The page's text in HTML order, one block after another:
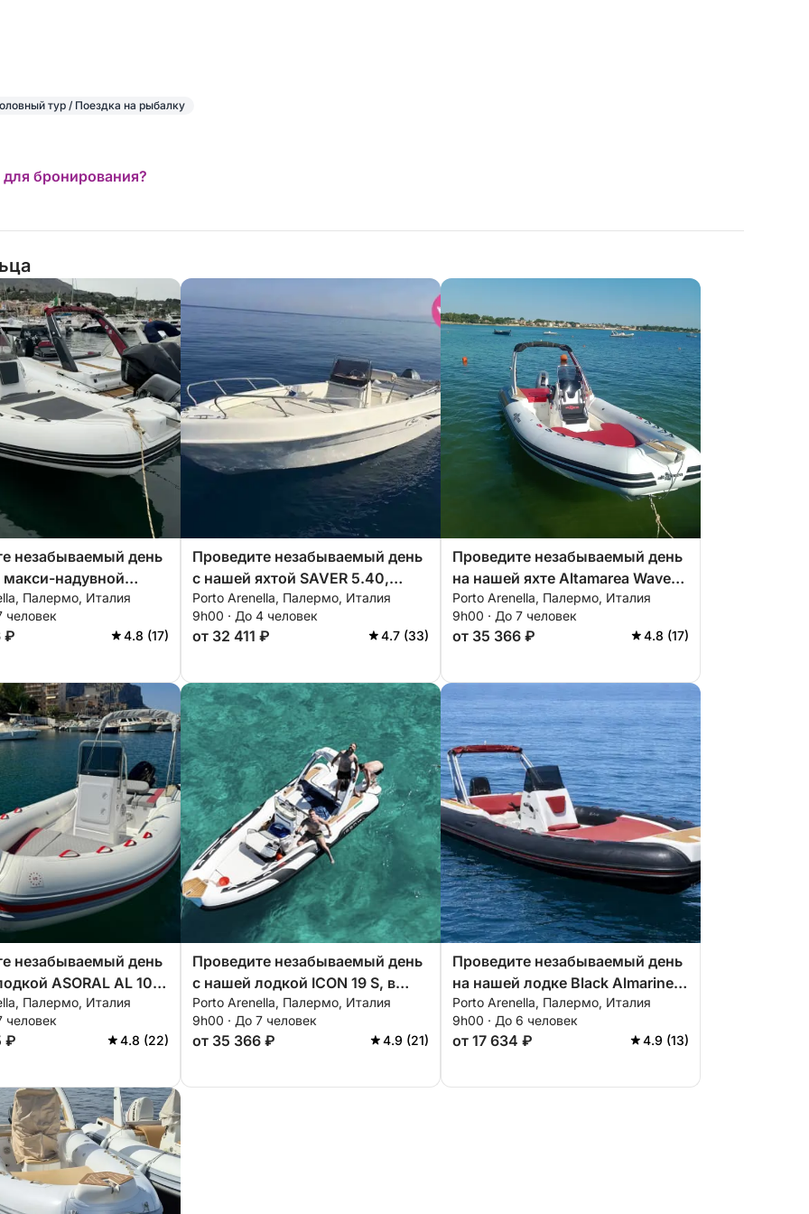
с профессиональным шкипером,
если он хочет арендовать
стюардессу, которая будет
К вашим услугам бесплатные
вода и пиво – все за наш счет!
8 человек в радиусе 10 км.
достопримечательности в
водой и оживленной атмосферой
для плавания, сноркелинга и
тур / Поездка на рыбалку
бронирования?
незабываемый день
надувной
5.85 Almarine,
всем
для идеального
Палермо, Италия
человек
₽ 4.8 (17)
Проведите незабываемый день
с нашей яхтой SAVER 5.40,
оснащенной всем
необходимым для идеального
отдыха на воде!
Porto Arenella, Палермо, Италия
9h00 · До 4 человек
от 32 411 ₽ 4.7 (33)
Проведите незабываемый день
на нашей яхте Altamarea Wave
20, оборудованной всем
необходимым для идеального
отдыха на воде!
Porto Arenella, Палермо, Италия
9h00 · До 7 человек
от 35 366 ₽ 4.8 (17)
незабываемый день
ASORAL AL 100,
есть все
для идеального
воде!
Палермо, Италия
человек
₽ 4.8 (22)
Проведите незабываемый день
с нашей лодкой ICON 19 S, в
которой есть все необходимое
для идеального отдыха на воде!
Porto Arenella, Палермо, Италия
9h00 · До 7 человек
от 35 366 ₽ 4.9 (21)
Проведите незабываемый день
на нашей лодке Black Almarine
MaxiRib 5.85, оснащенной всем
необходимым для идеального
отдыха на воде!
Porto Arenella, Палермо, Италия
9h00 · До 6 человек
от 17 634 ₽ 4.9 (13)